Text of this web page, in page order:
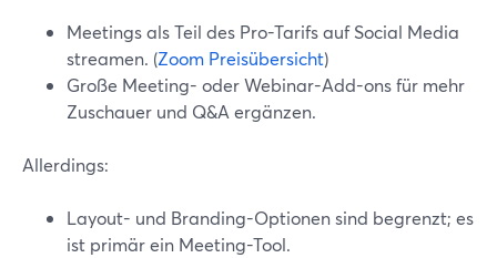
Meetings als Teil des Pro-Tarifs auf Social Media
streamen. (Zoom Preisübersicht)
Große Meeting- oder Webinar-Add-ons für mehr
Zuschauer und Q&A ergänzen.
Allerdings:
Layout- und Branding-Optionen sind begrenzt; es
ist primär ein Meeting-Tool.